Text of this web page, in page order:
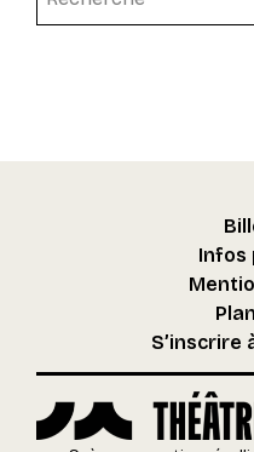
Infos
S’inscrire